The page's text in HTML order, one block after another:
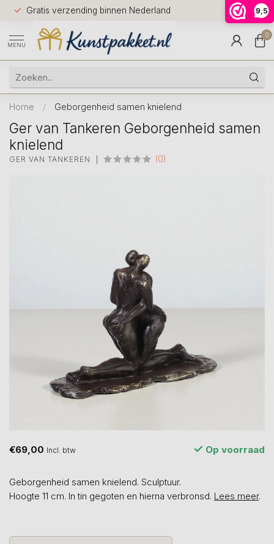
9,5
Gratis verzending binnen Nederland
Voor
huis
9.5
MENU
0
Home / Geborgenheid samen knielend
Ger van Tankeren Geborgenheid samen
knielend
GER VAN TANKEREN (0)
€69,00 Incl. btw Op voorraad
Geborgenheid samen knielend. Sculptuur.
Hoogte 11 cm. In tin gegoten en hierna verbronsd. Lees meer.